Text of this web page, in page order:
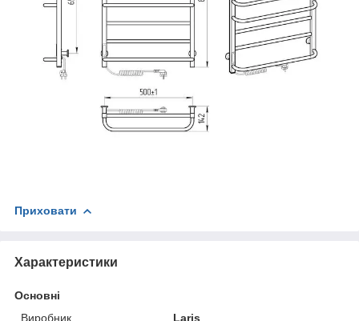
Приховати
Характеристики
Основні
Виробник
Laris